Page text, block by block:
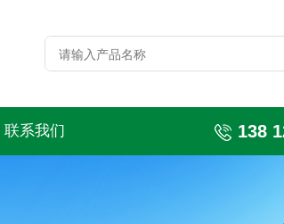
联系我们 138